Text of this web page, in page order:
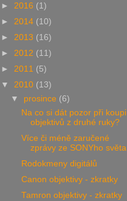
► 2016 (1)
► 2014 (10)
► 2013 (16)
► 2012 (11)
► 2011 (5)
▼ 2010 (13)
▼ prosince (6)
Na co si dát pozor při koupi
objektivů z druhé ruky?
Více či méně zaručené
zprávy ze SONYho světa
Rodokmeny digitálů
Canon objektivy - zkratky
Tamron objektivy - zkratky